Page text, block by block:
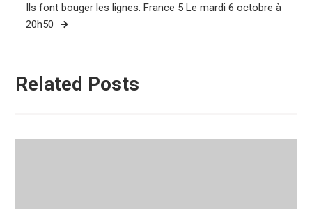
Ils font bouger les lignes. France 5 Le mardi 6 octobre à
20h50
Related Posts